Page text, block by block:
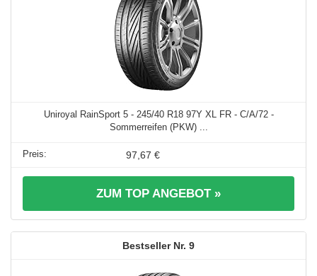
Uniroyal RainSport 5 - 245/40 R18 97Y XL FR - C/A/72 -
Sommerreifen (PKW) ...
97,67 €
ZUM TOP ANGEBOT »
9